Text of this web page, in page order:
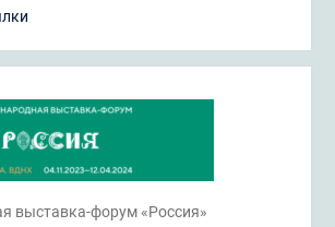
выставка-форум «Россия»